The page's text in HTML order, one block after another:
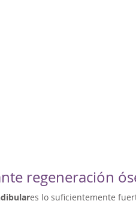
regeneración
es lo suficientemente